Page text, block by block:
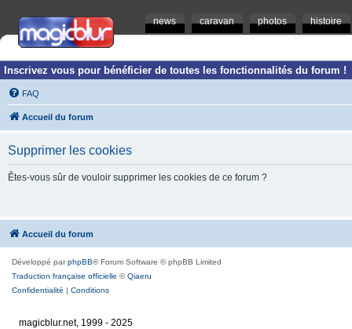
news caravan photos histoire
Inscrivez vous pour bénéficier de toutes les fonctionnalités du forum !
FAQ
Accueil du forum
Supprimer les cookies
Êtes-vous sûr de vouloir supprimer les cookies de ce forum ?
Accueil du forum
Développé parphpBB® Forum Software © phpBB Limited
Traduction française officielle ©Qiaeru
Confidentialité | Conditions
magicblur.net, 1999 - 2025